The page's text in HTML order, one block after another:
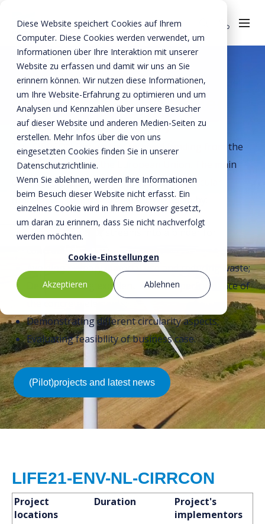
Diese Website speichert Cookies auf Ihrem
Computer. Diese Cookies werden verwendet, um
Informationen über Ihre Interaktion mit unserer
Website zu erfassen und damit wir uns an Sie
erinnern können. Wir nutzen diese Informationen,
um Ihre Website-Erfahrung zu optimieren und um
Analysen und Kennzahlen über unsere Besucher
auf dieser Website und anderen Medien-Seiten zu
erstellen. Mehr Infos über die von uns
eingesetzten Cookies finden Sie in unserer
Datenschutzrichtlinie.
Wenn Sie ablehnen, werden Ihre Informationen
beim Besuch dieser Website nicht erfasst. Ein
einzelnes Cookie wird in Ihrem Browser gesetzt,
um daran zu erinnern, dass Sie nicht nachverfolgt
werden möchten.
Cookie-Einstellungen
Akzeptieren Ablehnen
Nachrichten & Medien
Arbeiten bei
Über uns
Sicherheit
Nachhaltigkeit
Wissen
Innovation
Invie (CIRRCON)
Invie (CIRRCON)
Invie Nachrichten
Qualität
Kontakt
Circular reinforced
concrete with upgraded
waste (CIRRCON)
The CIRRCON Project has received funding from the
LIFE Programme of the European Union. The main
objective of the project is production of circular
(reinforced) concrete elements. We do so by:
Upgrading waste streams into a binder for
Avoiding primary material use and reducing waste;
Demonstrating excellent technical performance of
Demonstrating different circularity aspects;
Evaluating feasibility of business case.
(Pilot)projects and latest news
LIFE21-ENV-NL-CIRRCON
Project
locations
Duration
Project's
implementors